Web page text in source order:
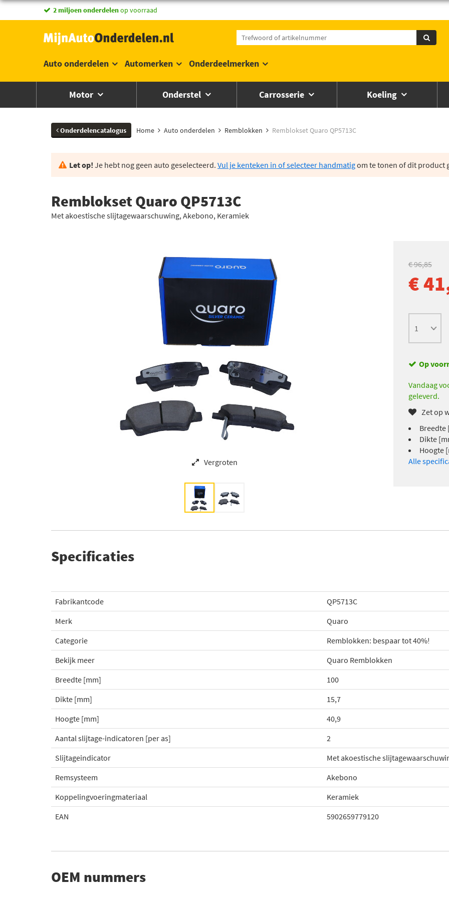
vandaag besteld,morgen in huis *
Auto onderdelen Automerken Onderdeelmerken
Motor Onderstel Carrosserie Koeling
Onderdelencatalogus Home Auto onderdelen Remblokken Remblokset Quaro QP5713C
Let op! Je hebt nog geen auto geselecteerd. Vul je kenteken in of selecteer handmatigom te tonen of dit product
Remblokset Quaro QP5713C
Met akoestische slijtagewaarschuwing, Akebono, Keramiek
Vergroten
€ 96,85
€
Op
Vandaag
geleverd.
Zet op
Breedte
Dikte
Hoogte
Alle
Specificaties
Fabrikantcode
QP5713C
Merk
Quaro
Categorie
Remblokken: bespaar tot 40%!
Bekijk meer
Quaro Remblokken
Breedte [mm]
100
Dikte [mm]
15,7
Hoogte [mm]
40,9
Aantal slijtage-indicatoren [per as]
2
Slijtageindicator
Met akoestische
Remsysteem
Akebono
Koppelingvoeringmateriaal
Keramiek
EAN
5902659779120
OEM nummers